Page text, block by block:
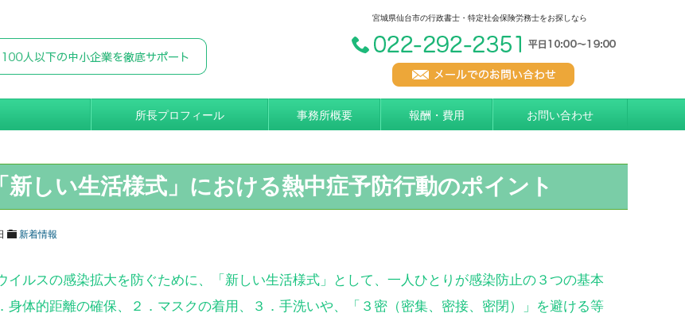
宮城県仙台市の行政書士・特定社会保険労務士をお探しなら
所長プロフィール 事務所概要 報酬・費用 お問い合わせ
「新しい生活様式」における熱中症予防行動のポイント
新着情報
イルスの感染拡大を防ぐために、「新しい生活様式」として、一人ひとりが感染防止の３つの基本
身体的距離の確保、２．マスクの着用、３．手洗いや、「３密（密集、密接、密閉）」を避ける等